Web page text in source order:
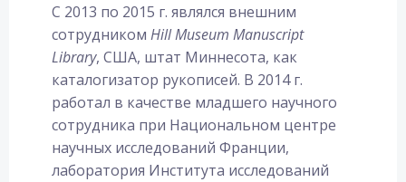
С 2013 по 2015 г. являлся внешним
сотрудником Hill Museum Manuscript
Library, США, штат Миннесота, как
каталогизатор рукописей. В 2014 г.
работал в качестве младшего научного
сотрудника при Национальном центре
научных исследований Франции,
лаборатория Института исследований